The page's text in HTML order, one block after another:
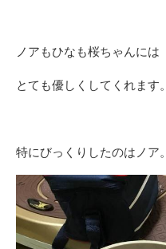
ノアもひなも桜ちゃんには
とても優しくしてくれます。
特にびっくりしたのはノア。